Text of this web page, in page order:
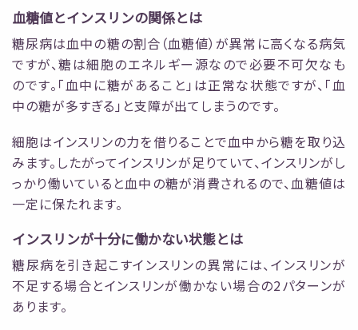
血糖値とインスリンの関係とは
糖尿病は血中の糖の割合（血糖値）が異常に高くなる病気
ですが、糖は細胞のエネルギー源なので必要不可欠なも
のです。「血中に糖があること」は正常な状態ですが、「血
中の糖が多すぎる」と支障が出てしまうのです。
細胞はインスリンの力を借りることで血中から糖を取り込
みます。したがってインスリンが足りていて、インスリンがし
っかり働いていると血中の糖が消費されるので、血糖値は
一定に保たれます。
インスリンが十分に働かない状態とは
糖尿病を引き起こすインスリンの異常には、インスリンが
不足する場合とインスリンが働かない場合の2パターンが
あります。